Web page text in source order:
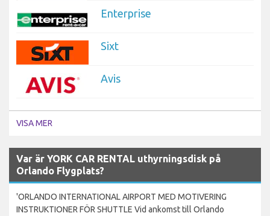
Enterprise
Sixt
Avis
VISA MER
Var är YORK CAR RENTAL uthyrningsdisk på
Orlando Flygplats?
'ORLANDO INTERNATIONAL AIRPORT MED MOTIVERING
INSTRUKTIONER FÖR SHUTTLE Vid ankomst till Orlando